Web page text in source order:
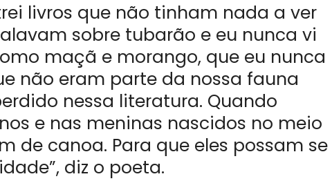
livros que não tinham nada a ver
sobre tubarão e eu nunca vi
maçã e morango, que eu nunca
não eram parte da nossa fauna
nessa literatura. Quando
e nas meninas nascidos no meio
de canoa. Para que eles possam se
diz o poeta.